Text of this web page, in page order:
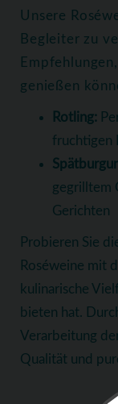
Unsere
Begleiter zu
genießen
Rotling:
fruchtigen
gegrilltem
Gerichten
Probieren Sie
Roséweine mit
kulinarische
bieten hat.
Verarbeitung
Qualität und